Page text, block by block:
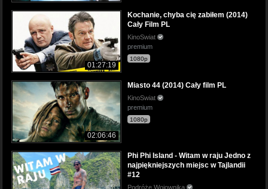
01:27:19
Kochanie, chyba cię zabiłem (2014)
Cały Film PL
KinoSwiat
premium
1080p
02:06:46
Miasto 44 (2014) Cały film PL
KinoSwiat
premium
1080p
Phi Phi Island - Witam w raju Jedno z
najpiękniejszych miejsc w Tajlandii
#12
Podróże Wojownika